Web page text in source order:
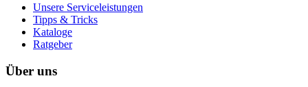
Unsere Serviceleistungen
Tipps & Tricks
Kataloge
Ratgeber
Über uns